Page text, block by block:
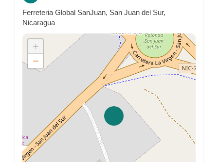
Ferreteria Global SanJuan, San Juan del Sur,
Nicaragua
+
−